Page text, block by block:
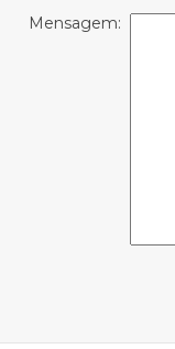
Mensagem: